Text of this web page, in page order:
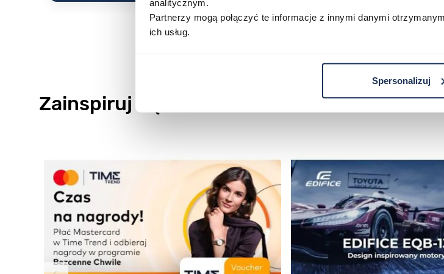
analitycznym.
Partnerzy mogą połączyć te informacje z innymi danymi
ich usług.
Spersonalizuj
Zainspiruj się